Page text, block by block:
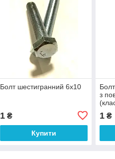
Болт шестигранний 6х10
1₴
Купити
з
1 ₴